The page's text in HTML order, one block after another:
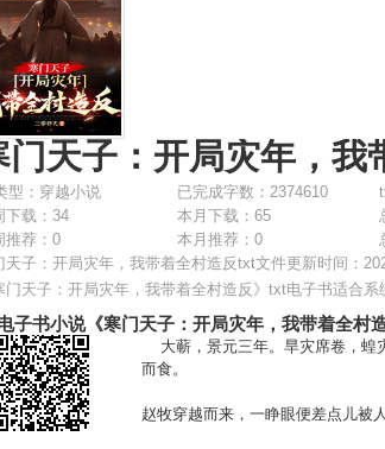
门天子：开局灾年，
型：穿越小说 已完成字数：2374610
下载：34
本月下载：65
推荐：0
本月推荐：0
天子：开局灾年，我带着全村造反txt文件更新时间：
载
门天子：开局灾年，我带着全村造反 》txt电子书适合系
子书小说《寒门天子：开局灾年，我带着全村
大蕲，景元三年。旱灾席卷，蝗
而食。
赵牧穿越而来，一睁眼便差点儿被